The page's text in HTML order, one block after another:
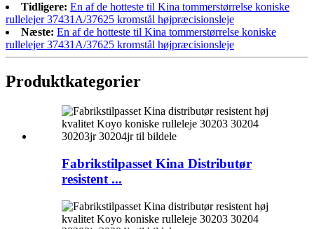
Tidligere: En af de hotteste til Kina tommerstørrelse koniske
rullelejer 37431A/37625 kromstål højpræcisionsleje
Næste: En af de hotteste til Kina tommerstørrelse koniske
rullelejer 37431A/37625 kromstål højpræcisionsleje
Produktkategorier
Fabrikstilpasset Kina Distributør
resistent ...